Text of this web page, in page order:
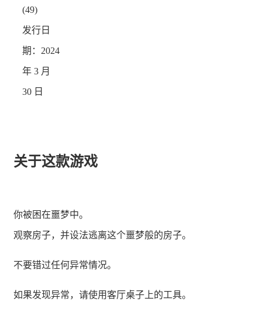
(49)
发行日
期：2024
年 3 月
30 日
关于这款游戏
你被困在噩梦中。
观察房子，并设法逃离这个噩梦般的房子。
不要错过任何异常情况。
如果发现异常，请使用客厅桌子上的工具。